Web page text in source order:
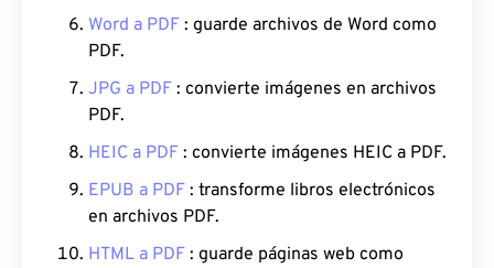
Word a PDF : guarde archivos de Word como
PDF.
JPG a PDF : convierte imágenes en archivos
PDF.
HEIC a PDF : convierte imágenes HEIC a PDF.
EPUB a PDF : transforme libros electrónicos
en archivos PDF.
HTML a PDF : guarde páginas web como